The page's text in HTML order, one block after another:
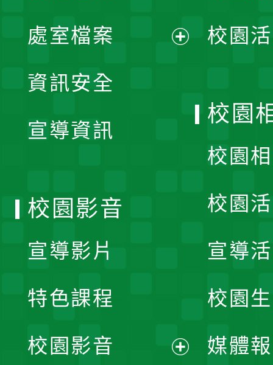
單
處室檔案
資訊安全
宣導資訊
校園
校園
校園
校園
宣導
校園
媒體
校園影音
宣導影片
特色課程
校園影音